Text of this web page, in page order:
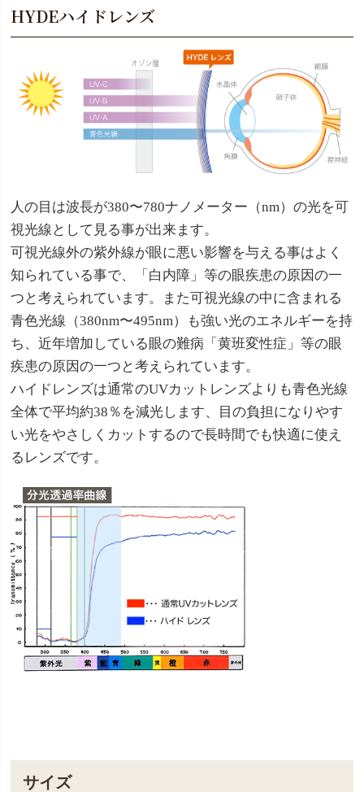
HYDEハイドレンズ
人の目は波長が380〜780ナノメーター（nm）の光を可
視光線として見る事が出来ます。
可視光線外の紫外線が眼に悪い影響を与える事はよく
知られている事で、「白内障」等の眼疾患の原因の一
つと考えられています。また可視光線の中に含まれる
青色光線（380nm〜495nm）も強い光のエネルギーを持
ち、近年増加している眼の難病「黄班変性症」等の眼
疾患の原因の一つと考えられています。
ハイドレンズは通常のUVカットレンズよりも青色光線
全体で平均約38％を減光します、目の負担になりやす
い光をやさしくカットするので長時間でも快適に使え
るレンズです。
サイズ